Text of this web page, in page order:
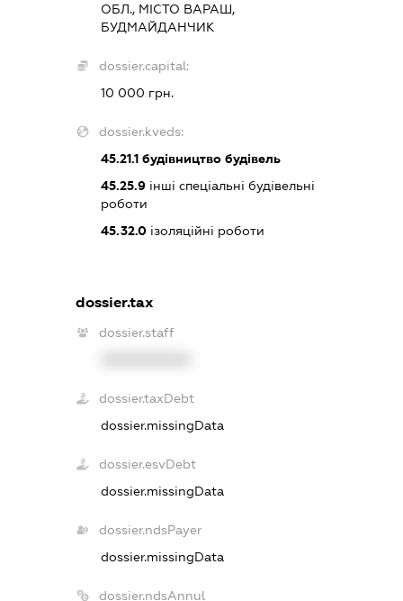
ОБЛ., МІСТО ВАРАШ,
БУДМАЙДАНЧИК
dossier.capital:
10 000 грн.
dossier.kveds:
45.21.1 будівництво будівель
45.25.9 інші спеціальні будівельні
роботи
45.32.0 ізоляційні роботи
dossier.tax
dossier.staff
dossier.taxDebt
dossier.missingData
dossier.esvDebt
dossier.missingData
dossier.ndsPayer
dossier.missingData
dossier.ndsAnnul